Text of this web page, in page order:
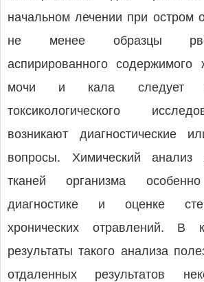
начальном лечении при остром
не менее образцы
аспирированного содержимого
мочи и кала следует
токсикологического
возникают диагностические
вопросы. Химический анализ
тканей организма
диагностике и оценке
хронических отравлений. В
результаты такого анализа
отдаленных результатов